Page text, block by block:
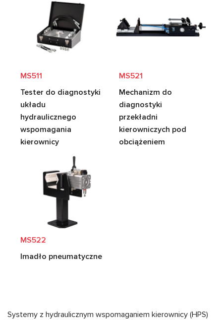
MS511
Tester do diagnostyki
układu
hydraulicznego
wspomagania
kierownicy
MS521
Mechanizm do
diagnostyki
przekładni
kierowniczych pod
obciążeniem
MS522
Imadło pneumatyczne
Systemy z hydraulicznym wspomaganiem kierownicy (HPS)